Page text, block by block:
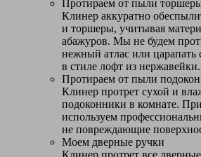
Протираем от пыли
Клинер аккуратно
и торшеры, учитывая
абажуров. Мы не будем
нежный атлас или
в стиле лофт из нержавейки.
Протираем от пыли
Клинер протрет сухой и
подоконники в комнате.
используем
не повреждающие
Моем дверные ручки
Клинер протрет все